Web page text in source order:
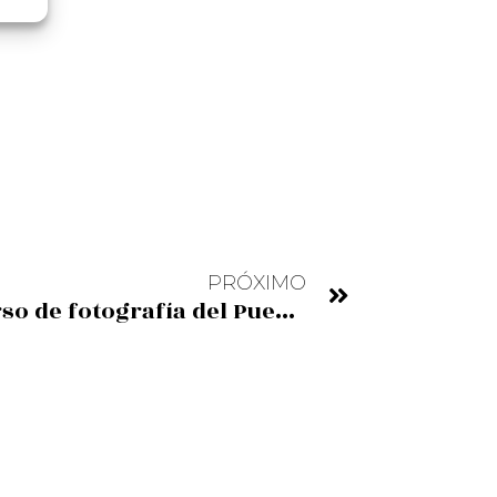
PRÓXIMO
Premios del II concurso de fotografía del Puente Bizkaia